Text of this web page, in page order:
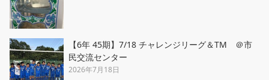
【6年 45期】7/18 チャレンジリーグ＆TM ＠市
民交流センター
2026年7月18日